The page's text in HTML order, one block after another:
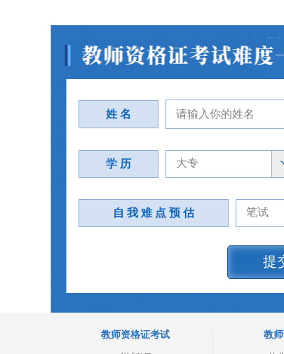
姓 名
学 历
自 我 难 点 预 估
提
教师资格证考试 教